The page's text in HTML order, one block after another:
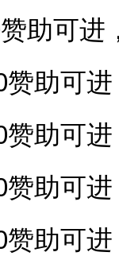
助可进
助可
助可
助可
助可